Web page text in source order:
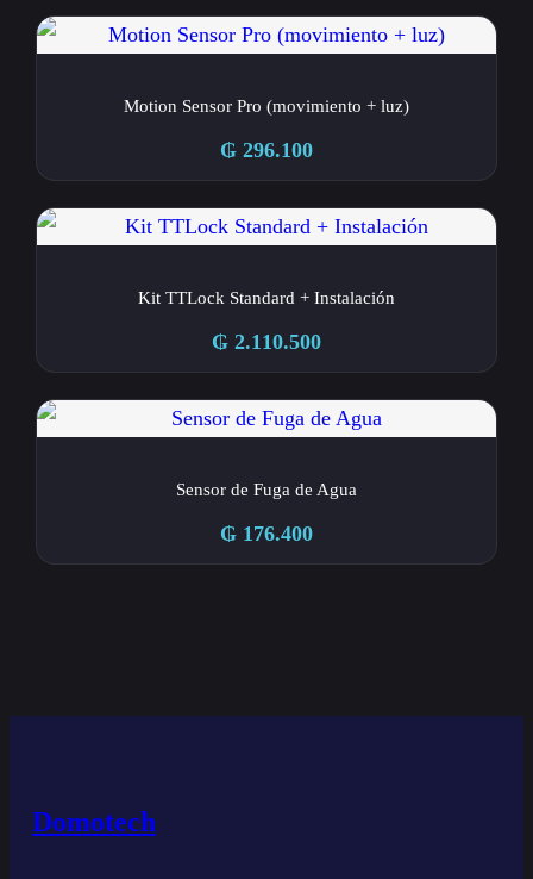
Motion Sensor Pro (movimiento + luz)
₲ 296.100
Kit TTLock Standard + Instalación
₲ 2.110.500
Sensor de Fuga de Agua
₲ 176.400
Domotech